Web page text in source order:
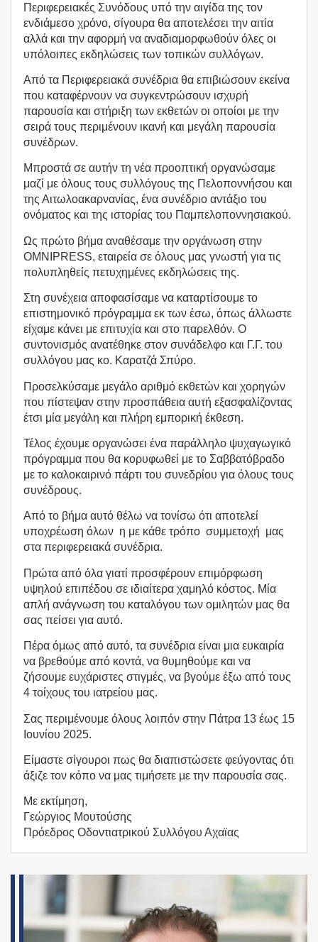
Περιφερειακές Συνόδους υπό την αιγίδα της τον
ενδιάμεσο χρόνο, σίγουρα θα αποτελέσει την αιτία
αλλά και την αφορμή να αναδιαμορφωθούν όλες οι
υπόλοιπες εκδηλώσεις των τοπικών συλλόγων.
Από τα Περιφερειακά συνέδρια θα επιβιώσουν εκείνα
που καταφέρνουν να συγκεντρώσουν ισχυρή
παρουσία και στήριξη των εκθετών οι οποίοι με την
σειρά τους περιμένουν ικανή και μεγάλη παρουσία
συνέδρων.
Μπροστά σε αυτήν τη νέα προοπτική οργανώσαμε
μαζί με όλους τους συλλόγους της Πελοποννήσου και
της Αιτωλοακαρνανίας, ένα συνέδριο αντάξιο του
ονόματος και της ιστορίας του Παμπελοποννησιακού.
Ως πρώτο βήμα αναθέσαμε την οργάνωση στην
OMNIPRESS, εταιρεία σε όλους μας γνωστή για τις
πολυπληθείς πετυχημένες εκδηλώσεις της.
Στη συνέχεια αποφασίσαμε να καταρτίσουμε το
επιστημονικό πρόγραμμα εκ των έσω, όπως άλλωστε
είχαμε κάνει με επιτυχία και στο παρελθόν. Ο
συντονισμός ανατέθηκε στον συνάδελφο και Γ.Γ. του
συλλόγου μας κο. Καρατζά Σπύρο.
Προσελκύσαμε μεγάλο αριθμό εκθετών και χορηγών
που πίστεψαν στην προσπάθεια αυτή εξασφαλίζοντας
έτσι μία μεγάλη και πλήρη εμπορική έκθεση.
Τέλος έχουμε οργανώσει ένα παράλληλο ψυχαγωγικό
πρόγραμμα που θα κορυφωθεί με το Σαββατόβραδο
με το καλοκαιρινό πάρτι του συνεδρίου για όλους τους
συνέδρους.
Από το βήμα αυτό θέλω να τονίσω ότι αποτελεί
υποχρέωση όλων η με κάθε τρόπο συμμετοχή μας
στα περιφερειακά συνέδρια.
Πρώτα από όλα γιατί προσφέρουν επιμόρφωση
υψηλού επιπέδου σε ιδιαίτερα χαμηλό κόστος. Μία
απλή ανάγνωση του καταλόγου των ομιλητών μας θα
σας πείσει για αυτό.
Πέρα όμως από αυτό, τα συνέδρια είναι μια ευκαιρία
να βρεθούμε από κοντά, να θυμηθούμε και να
ζήσουμε ευχάριστες στιγμές, να βγούμε έξω από τους
4 τοίχους του ιατρείου μας.
Σας περιμένουμε όλους λοιπόν στην Πάτρα 13 έως 15
Ιουνίου 2025.
Είμαστε σίγουροι πως θα διαπιστώσετε φεύγοντας ότι
άξιζε τον κόπο να μας τιμήσετε με την παρουσία σας.
Με εκτίμηση,
Γεώργιος Μουτούσης
Πρόεδρος Οδοντιατρικού Συλλόγου Αχαϊας